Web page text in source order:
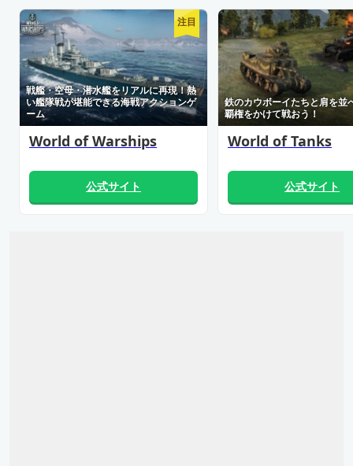
World of Warships
戦艦・空母・潜水艦をリアルに再現！熱
い艦隊戦が堪能できる海戦アクションゲ
ーム
注目
公式サイト
World of Tanks
鉄のカウボーイたちと肩を並
覇権をかけて戦おう！
公式サイト